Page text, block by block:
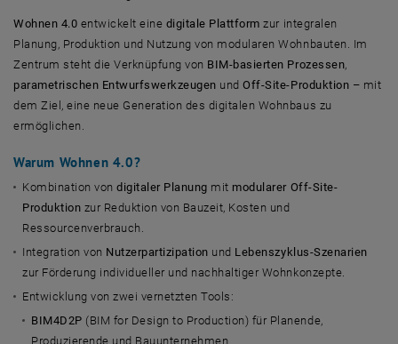
Wohnen 4.0 entwickelt eine digitale Plattform zur integralen
Planung, Produktion und Nutzung von modularen Wohnbauten. Im
Zentrum steht die Verknüpfung von BIM-basierten Prozessen,
parametrischen Entwurfswerkzeugen undOff-Site-Produktion – mit
dem Ziel, eine neue Generation des digitalen Wohnbaus zu
ermöglichen.
Warum Wohnen 4.0?
Kombination vondigitaler Planung mit modularer Off-Site-
Produktion zur Reduktion von Bauzeit, Kosten und
Ressourcenverbrauch.
Integration von Nutzerpartizipation und Lebenszyklus-Szenarien
zur Förderung individueller und nachhaltiger Wohnkonzepte.
Entwicklung von zwei vernetzten Tools:
BIM4D2P (BIM for Design to Production) für Planende,
Produzierende und Bauunternehmen